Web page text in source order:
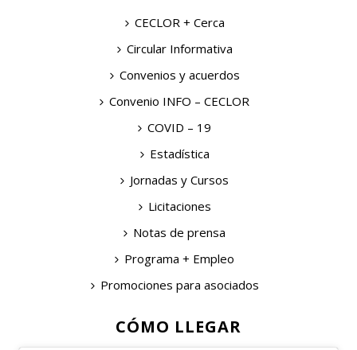
CECLOR + Cerca
Circular Informativa
Convenios y acuerdos
Convenio INFO – CECLOR
COVID – 19
Estadística
Jornadas y Cursos
Licitaciones
Notas de prensa
Programa + Empleo
Promociones para asociados
CÓMO LLEGAR